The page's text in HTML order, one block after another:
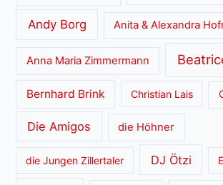
Andy Borg Anita & Alexandra
Anna Maria Zimmermann
Bernhard Brink Christian Lais
Die Amigos die Höhner
die Jungen Zillertaler DJ Ötzi